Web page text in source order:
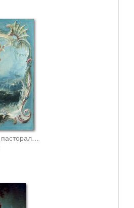
Зачарованный дом. пасторальный пейзаж, увенчанный амуром